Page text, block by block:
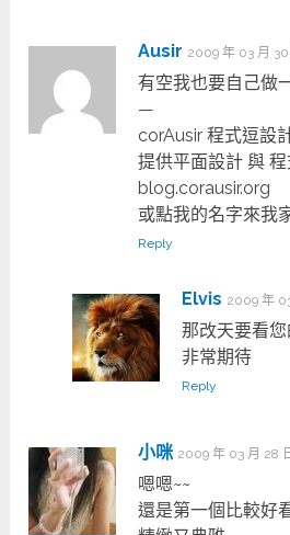
Ausir 2009 年 03 月 30
有空我也要自己做
—
corAusir 程式逗設
提供平面設計 與
blog.corausir.org
或點我的名字來我
Reply
Elvis 2009 年
那改天要看
非常期待
Reply
小咪 2009 年 03 月 28
嗯嗯~~
還是第一個比較好